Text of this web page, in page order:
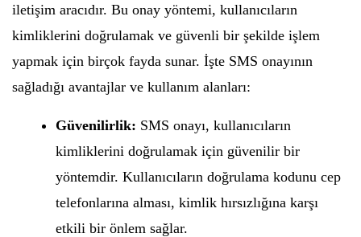
iletişim aracıdır. Bu onay yöntemi, kullanıcıların
kimliklerini doğrulamak ve güvenli bir şekilde işlem
yapmak için birçok fayda sunar. İşte SMS onayının
sağladığı avantajlar ve kullanım alanları:
Güvenilirlik: SMS onayı, kullanıcıların
kimliklerini doğrulamak için güvenilir bir
yöntemdir. Kullanıcıların doğrulama kodunu cep
telefonlarına alması, kimlik hırsızlığına karşı
etkili bir önlem sağlar.